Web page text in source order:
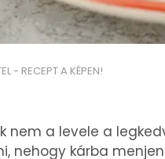
- RECEPT A KÉPEN!
nem a levele a
nehogy kárba